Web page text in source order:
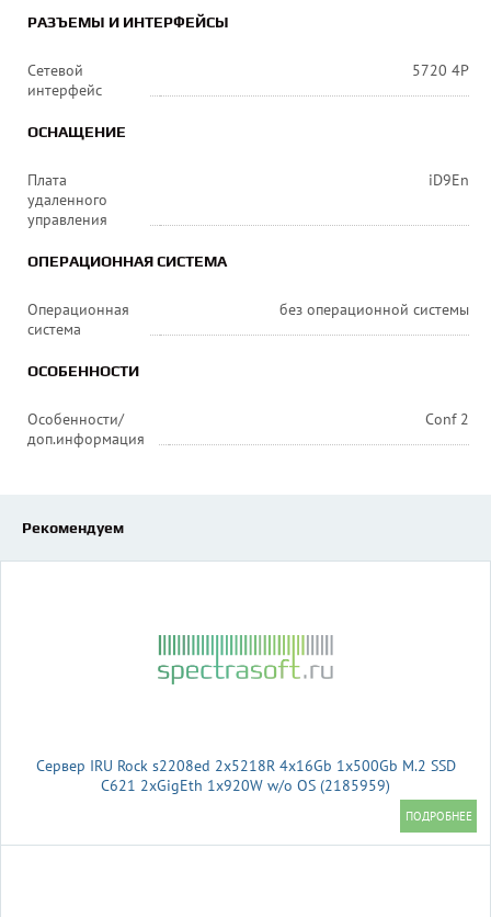
РАЗЪЕМЫ И ИНТЕРФЕЙСЫ
Сетевой
интерфейс
5720 4P
ОСНАЩЕНИЕ
Плата
удаленного
управления
iD9En
ОПЕРАЦИОННАЯ СИСТЕМА
Операционная
система
без операционной системы
ОСОБЕННОСТИ
Особенности/
доп.информация
Conf 2
Рекомендуем
Сервер IRU Rock s2208ed 2x5218R 4x16Gb 1x500Gb M.2 SSD
С621 2xGigEth 1x920W w/o OS (2185959)